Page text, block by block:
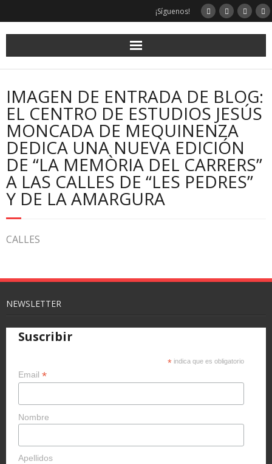
¡Síguenos!
IMAGEN DE ENTRADA DE BLOG:
EL CENTRO DE ESTUDIOS JESÚS
MONCADA DE MEQUINENZA
DEDICA UNA NUEVA EDICIÓN
DE “LA MEMÒRIA DEL CARRERS”
A LAS CALLES DE “LES PEDRES”
Y DE LA AMARGURA
CALLES
NEWSLETTER
Suscribir
* indica que es obligatorio
Email *
Nombre
Apellidos